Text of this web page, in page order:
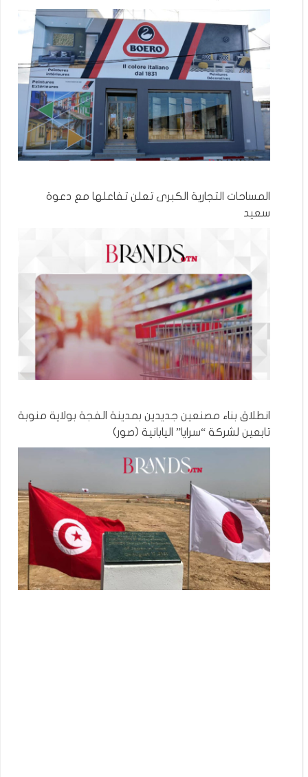
المساحات التجارية الكبرى تعلن تفاعلها مع دعوة
سعيد
انطلاق بناء مصنعين جديدين بمدينة الفجة بولاية منوبة
تابعين لشركة “سرايا” اليابانية (صور)